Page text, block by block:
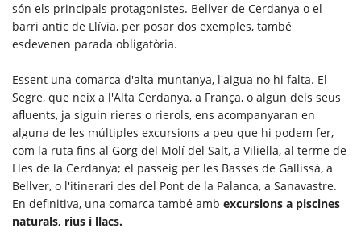
són els principals protagonistes. Bellver de Cerdanya o el
barri antic de Llívia, per posar dos exemples, també
esdevenen parada obligatòria.
Essent una comarca d'alta muntanya, l'aigua no hi falta. El
Segre, que neix a l'Alta Cerdanya, a França, o algun dels seus
afluents, ja siguin rieres o rierols, ens acompanyaran en
alguna de les múltiples excursions a peu que hi podem fer,
com la ruta fins al Gorg del Molí del Salt, a Viliella, al terme de
Lles de la Cerdanya; el passeig per les Basses de Gallissà, a
Bellver, o l'itinerari des del Pont de la Palanca, a Sanavastre.
En definitiva, una comarca també amb excursions a piscines
naturals, rius i llacs.